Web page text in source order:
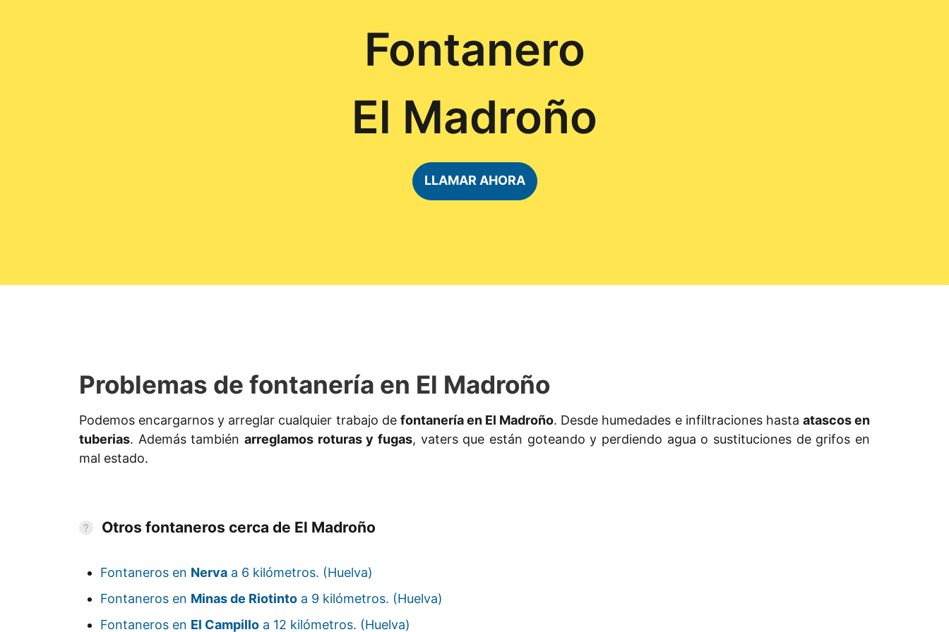
Fontanero
El Madroño
LLAMAR AHORA
Problemas de fontanería en El Madroño
Podemos encargarnos y arreglar cualquier trabajo de fontanería en El Madroño. Desde humedades e infiltraciones hasta atascos en
tuberias. Además también arreglamos roturas y fugas, vaters que están goteando y perdiendo agua o sustituciones de grifos en
mal estado.
Otros fontaneros cerca de El Madroño
Fontaneros en Nerva a 6 kilómetros. (Huelva)
Fontaneros en Minas de Riotinto a 9 kilómetros. (Huelva)
Fontaneros en El Campillo a 12 kilómetros. (Huelva)